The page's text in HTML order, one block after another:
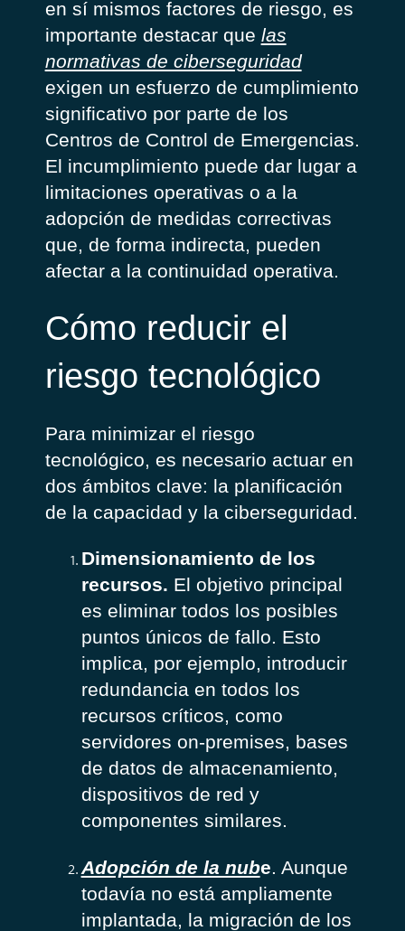
en sí mismos factores de riesgo, es
importante destacar que las
normativas de ciberseguridad
exigen un esfuerzo de cumplimiento
significativo por parte de los
Centros de Control de Emergencias.
El incumplimiento puede dar lugar a
limitaciones operativas o a la
adopción de medidas correctivas
que, de forma indirecta, pueden
afectar a la continuidad operativa.
Cómo reducir el
riesgo tecnológico
Para minimizar el riesgo
tecnológico, es necesario actuar en
dos ámbitos clave: la planificación
de la capacidad y la ciberseguridad.
Dimensionamiento de los
recursos. El objetivo principal
es eliminar todos los posibles
puntos únicos de fallo. Esto
implica, por ejemplo, introducir
redundancia en todos los
recursos críticos, como
servidores on-premises, bases
de datos de almacenamiento,
dispositivos de red y
componentes similares.
Adopción de la nube. Aunque
todavía no está ampliamente
implantada, la migración de los